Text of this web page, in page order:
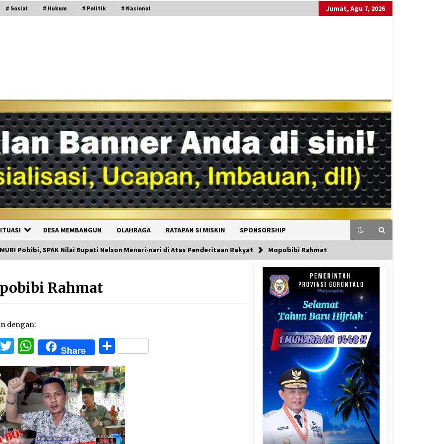
# Sosial # Hukum # Politik # Nasional Jumat, Agu 7, 2026
DESA MEMBANGUN OLAHRAGA RATAPAN SI MISKIN SPONSORSHIP
Pobibi, SPAK Nilai Bupati Nelson Menari-nari di Atas Penderitaan Rakyat Mopobibi Rahmat
Rahmat
dengan:
Twitter
WhatsApp
Share Share